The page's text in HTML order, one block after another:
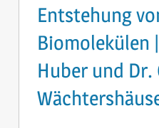
Entstehung
Biomolekülen
Huber und Dr.